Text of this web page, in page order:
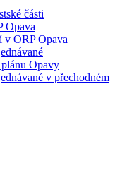
části
Opava
v ORP Opava
Opavy
v přechodném